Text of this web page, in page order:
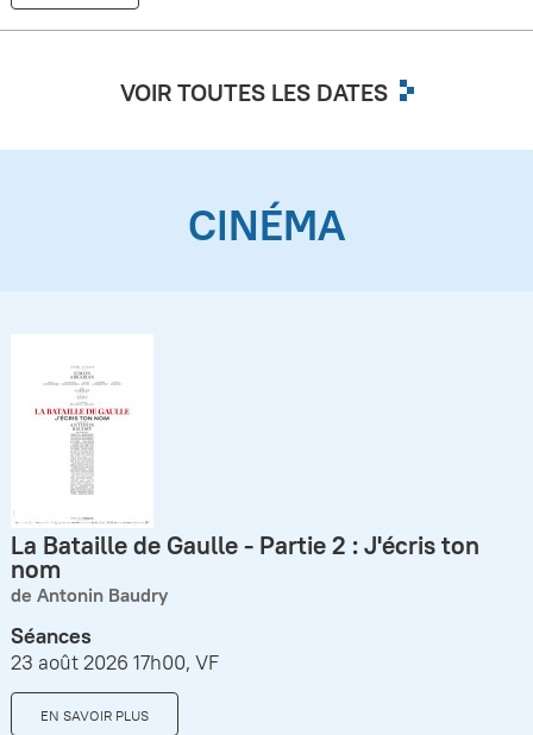
VOIR TOUTES LES DATES
CINÉMA
La Bataille de Gaulle - Partie 2 : J'écris ton
nom
de Antonin Baudry
Séances
23 août 2026 17h00, VF
EN SAVOIR PLUS